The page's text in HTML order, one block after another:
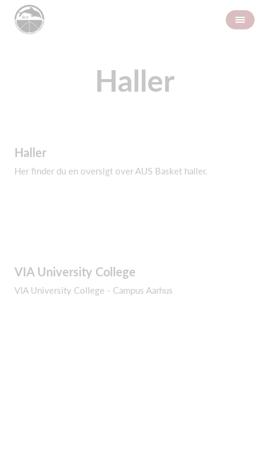
Haller
Haller
Her finder du en oversigt over AUS Basket haller.
VIA University College
VIA University College - Campus Aarhus